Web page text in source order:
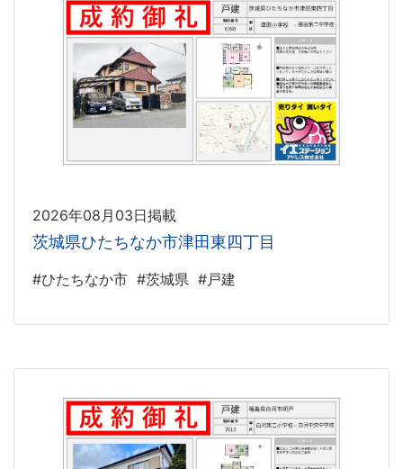
2026年08月03日掲載
茨城県ひたちなか市津田東四丁目
#ひたちなか市 #茨城県 #戸建